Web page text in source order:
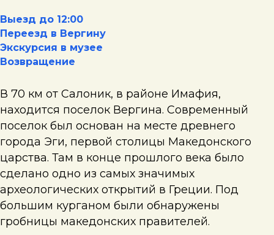
Выезд до 12:00
Переезд в Вергину
Экскурсия в музее
Возвращение
В 70 км от Салоник, в районе Имафия,
находится поселок Вергина. Современный
поселок был основан на месте древнего
города Эги, первой столицы Македонского
царства. Там в конце прошлого века было
сделано одно из самых значимых
археологических открытий в Греции. Под
большим курганом были обнаружены
гробницы македонских правителей.